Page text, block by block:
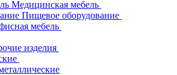
Медицинская мебель
Пищевое оборудование
мебель
изделия